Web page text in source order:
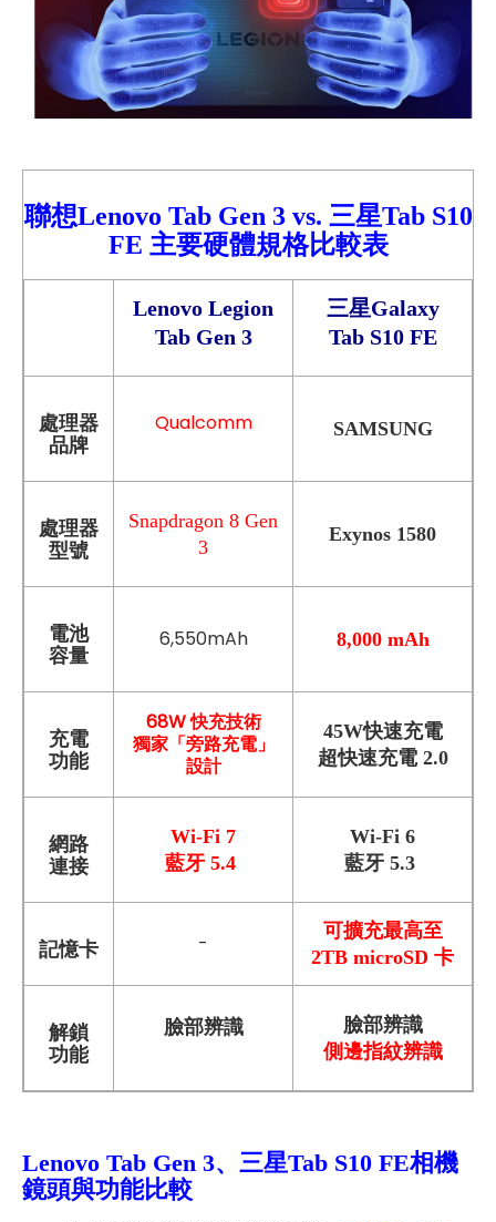
聯想Lenovo Tab Gen 3vs. 三星Tab S10
FE 主要硬體規格比較表
Lenovo Legion
Tab Gen 3
三星Galaxy
Tab S10 FE
處理器
品牌
Qualcomm SAMSUNG
處理器
型號
Snapdragon 8 Gen
3
Exynos 1580
電池
容量
6,550mAh 8,000 mAh
充電
功能
68W 快充技術
獨家「旁路充電」
設計
45W快速充電
超快速充電 2.0
網路
連接
Wi-Fi 7
藍牙 5.4
Wi-Fi 6
藍牙 5.3
記憶卡 -
可擴充最高至
2TB microSD 卡
解鎖
功能
臉部辨識
臉部辨識
側邊指紋辨識
Lenovo Tab Gen 3、三星Tab S10 FE相機
鏡頭與功能比較